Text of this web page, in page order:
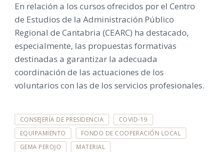
En relación a los cursos ofrecidos por el Centro
de Estudios de la Administración Público
Regional de Cantabria (CEARC) ha destacado,
especialmente, las propuestas formativas
destinadas a garantizar la adecuada
coordinación de las actuaciones de los
voluntarios con las de los servicios profesionales.
T
Q
CONSEJERÍA DE PRESIDENCIA
COVID-19
EQUIPAMIENTO
FONDO DE COOPERACIÓN LOCAL
GEMA PEROJO
MATERIAL